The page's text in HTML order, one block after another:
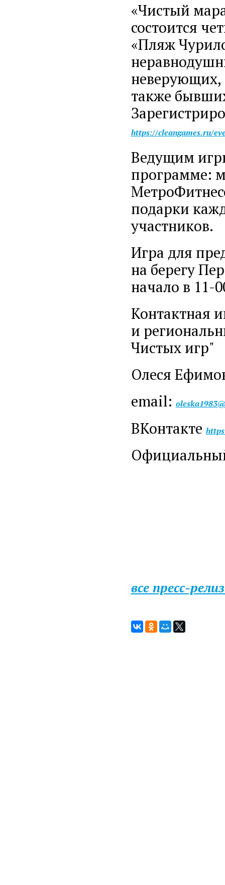
«Чистый
состоится
«Пляж
неверующих,
также
https://cleangames.ru/
Ведущим
программе:
подарки
участников.
Игра для
на берегу
начало в 11-
Контактная
и
Чистых игр"
Олеся
email:
ВКонтакте
все пресс-